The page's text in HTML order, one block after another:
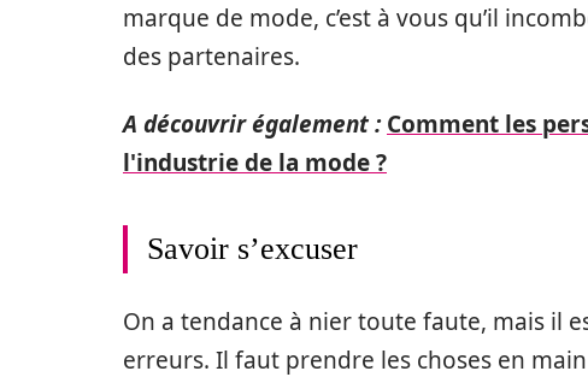
marque de mode, c’est à vous qu’il
des partenaires.
A découvrir également : Comment les
l'industrie de la mode ?
Savoir s’excuser
On a tendance à nier toute faute, mais il
erreurs. Il faut prendre les choses en